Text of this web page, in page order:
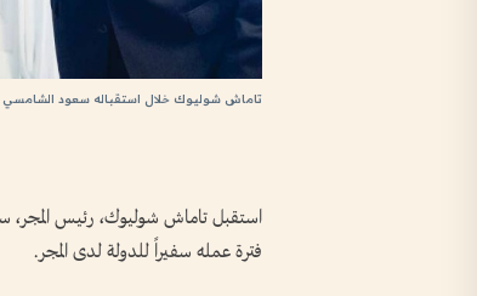
تاماش شوليوك خلال استقباله سعود الشامسي
استقبل تاماش شوليوك، رئيس المجر،
فترة عمله سفيراً للدولة لدى المجر.